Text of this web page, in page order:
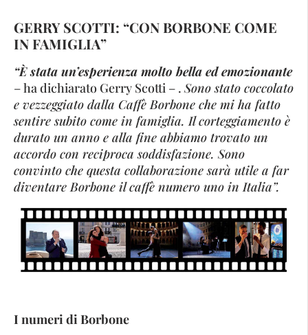
GERRY SCOTTI: “CON BORBONE COME
IN FAMIGLIA”
“È stata un’esperienza molto bella ed emozionante
– ha dichiarato Gerry Scotti – . Sono stato coccolato
e vezzeggiato dalla Caffè Borbone che mi ha fatto
sentire subito come in famiglia. Il corteggiamento è
durato un anno e alla fine abbiamo trovato un
accordo con reciproca soddisfazione. Sono
convinto che questa collaborazione sarà utile a far
diventare Borbone il caffè numero uno in Italia”.
I numeri di Borbone